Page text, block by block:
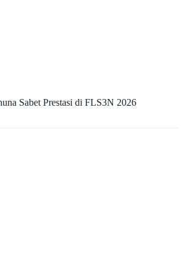
Sabet Prestasi di FLS3N 2026